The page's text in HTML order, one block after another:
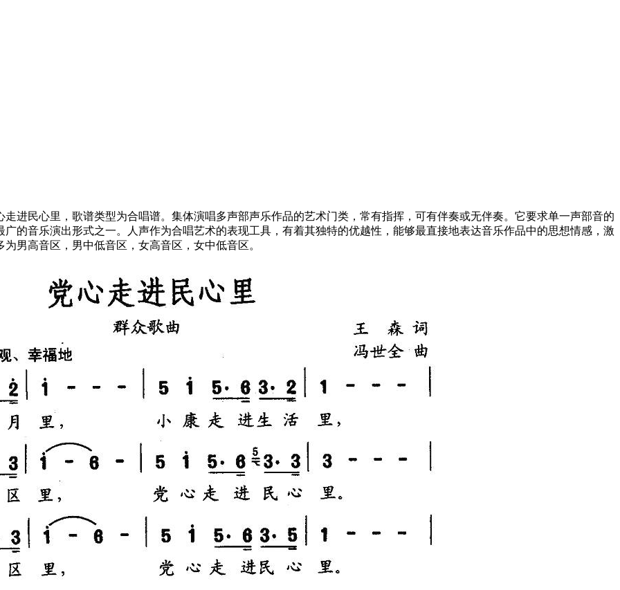
进民心里，歌谱类型为合唱谱。集体演唱多声部声乐作品的艺术门类，常有指挥，可有伴奏或无伴奏。它要求单一声部音的
的音乐演出形式之一。人声作为合唱艺术的表现工具，有着其独特的优越性，能够最直接地表达音乐作品中的思想情感，激
男高音区，男中低音区，女高音区，女中低音区。